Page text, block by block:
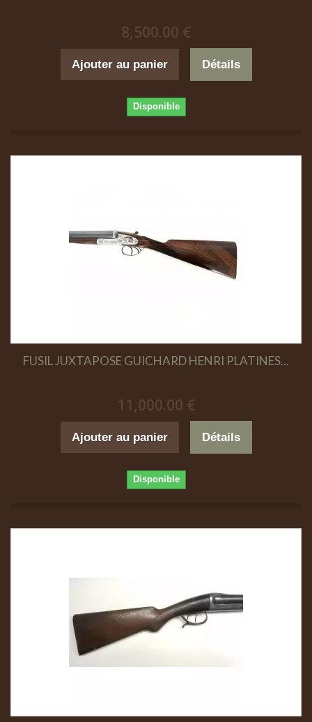
8,500.00 €
Ajouter au panier Détails
Disponible
FUSIL JUXTAPOSE GUICHARD HENRI PLATINES...
11,000.00 €
Ajouter au panier Détails
Disponible